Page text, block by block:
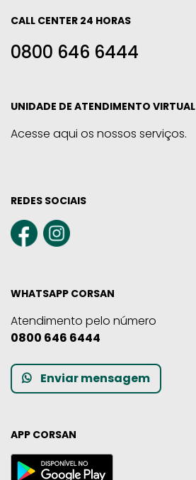
CALL CENTER 24 HORAS
0800 646 6444
UNIDADE DE ATENDIMENTO VIRTUAL
Acesse aqui os nossos serviços.
REDES SOCIAIS
WHATSAPP CORSAN
Atendimento pelo número
0800 646 6444
Enviar mensagem
APP CORSAN